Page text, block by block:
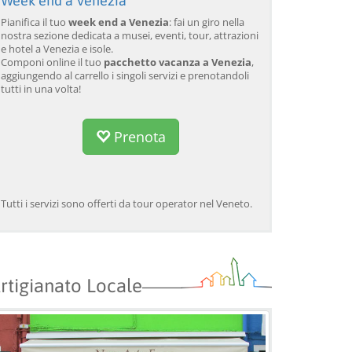
Pianifica il tuo week end a Venezia: fai un giro nella
nostra sezione dedicata a musei, eventi, tour, attrazioni
e hotel a Venezia e isole.
Componi online il tuo pacchetto vacanza a Venezia,
aggiungendo al carrello i singoli servizi e prenotandoli
tutti in una volta!
Prenota
Tutti i servizi sono offerti da tour operator nel Veneto.
Locale